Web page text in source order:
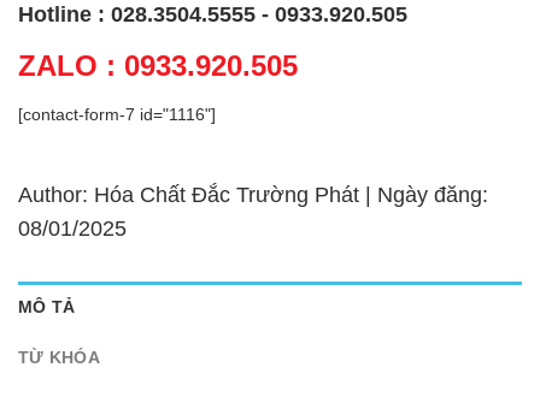
Hotline : 028.3504.5555 - 0933.920.505
ZALO : 0933.920.505
[contact-form-7 id="1116"]
Author: Hóa Chất Đắc Trường Phát | Ngày đăng:
08/01/2025
MÔ TẢ
TỪ KHÓA